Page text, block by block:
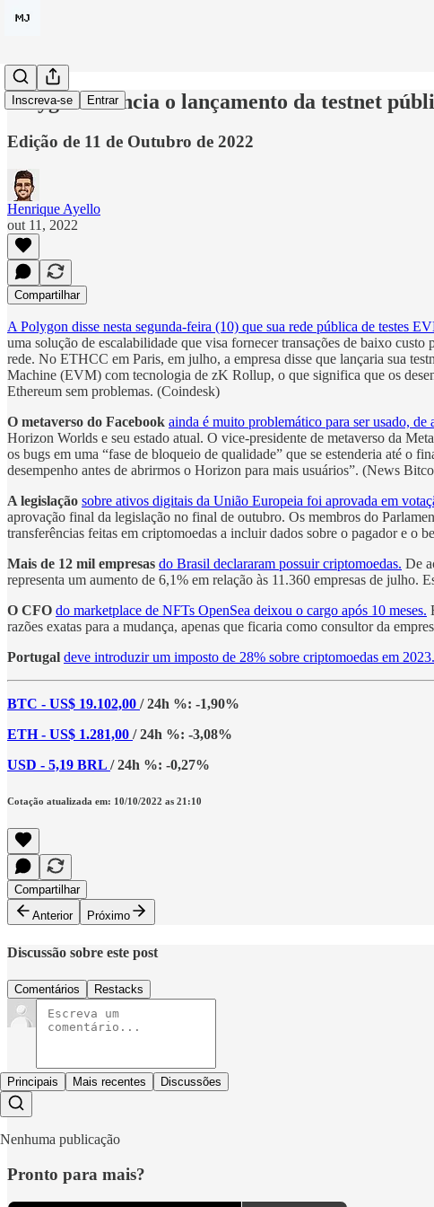
Inscreva-se Entrar
Polygon anuncia o lançamento da testnet
Edição de 11 de Outubro de 2022
Henrique Ayello
out 11, 2022
Compartilhar
A Polygon disse nesta segunda-feira (10) que sua rede pública de testes
uma solução de escalabilidade que visa fornecer transações de baixo
rede. No ETHCC em Paris, em julho, a empresa disse que lançaria sua
Machine (EVM) com tecnologia de zK Rollup, o que significa que os
Ethereum sem problemas. (Coindesk)
O metaverso do Facebook ainda é muito problemático para ser usado, de
Horizon Worlds e seu estado atual. O vice-presidente de metaverso da
os bugs em uma “fase de bloqueio de qualidade” que se estenderia até o
desempenho antes de abrirmos o Horizon para mais usuários”. (News
A legislação sobre ativos digitais da União Europeia foi aprovada em
aprovação final da legislação no final de outubro. Os membros do
transferências feitas em criptomoedas a incluir dados sobre o pagador e o
Mais de 12 mil empresas do Brasil declararam possuir criptomoedas. De
representa um aumento de 6,1% em relação às 11.360 empresas de julho.
O CFO do marketplace de NFTs OpenSea deixou o cargo após 10 meses.
razões exatas para a mudança, apenas que ficaria como consultor da
Portugal deve introduzir um imposto de 28% sobre criptomoedas em 2023.
BTC - US$ 19.102,00 / 24h %: -1,90%
ETH - US$ 1.281,00 / 24h %: -3,08%
USD - 5,19 BRL / 24h %: -0,27%
Cotação atualizada em: 10/10/2022 as 21:10
Compartilhar
Anterior
Próximo
Discussão sobre este post
Comentários Restacks
Principais Mais recentes Discussões
Nenhuma publicação
Pronto para mais?